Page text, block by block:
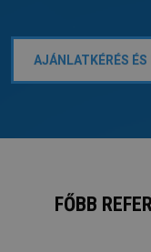
AJÁNLATKÉRÉS
FŐBB